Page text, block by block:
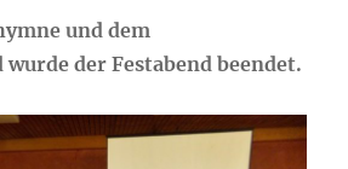
und dem
der Festabend beendet.